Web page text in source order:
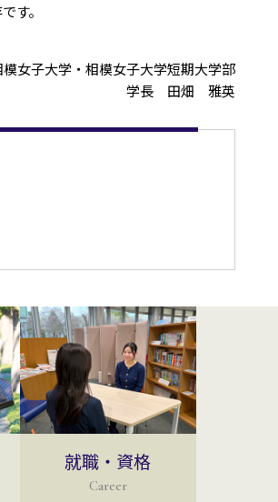
す。
模女子大学・相模女子大学短期大学部
学長 田畑 雅英
就職・資格
Career